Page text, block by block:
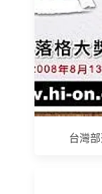
台灣